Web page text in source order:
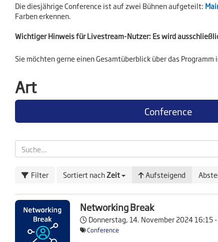
Die diesjährige Conference ist auf zwei Bühnen aufgeteilt:
Farben erkennen.
Wichtiger Hinweis für Livestream-Nutzer: Es wird
Sie möchten gerne einen Gesamtüberblick über das
Art
Conference
Filter Sortiert nachZeit Aufsteigend
Networking Break
Donnerstag, 14. November 202416:15
Conference